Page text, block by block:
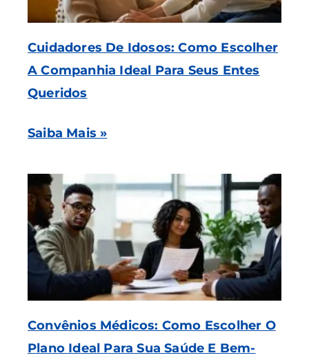
Cuidadores De Idosos: Como Escolher
A Companhia Ideal Para Seus Entes
Queridos
Saiba Mais »
Convênios Médicos: Como Escolher O
Plano Ideal Para Sua Saúde E Bem-